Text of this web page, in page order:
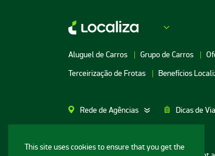
This site uses cookies to ensure that you get the
Aluguel de Carros Grupo de Carros
Terceirização de Frotas
Benefícios
Rede de Agências Dicas de
Aluguel de Carros SP